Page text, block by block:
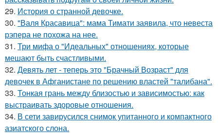
29. История о странной девочке.
30. "Валя Красавица": мама Тимати заявила, что невеста
рэпера не похожа на нее.
31. Три мифа о "Идеальных" отношениях, которые
мешают быть счастливыми.
32. Девять лет - теперь это "Брачный Возраст" для
девочек в Афганистане по решению властей "талибана".
33. Тонкая грань между близостью и зависимостью: как
выстраивать здоровые отношения.
34. В сети завирусился снимок упитанного и компактного
азиатского слона.